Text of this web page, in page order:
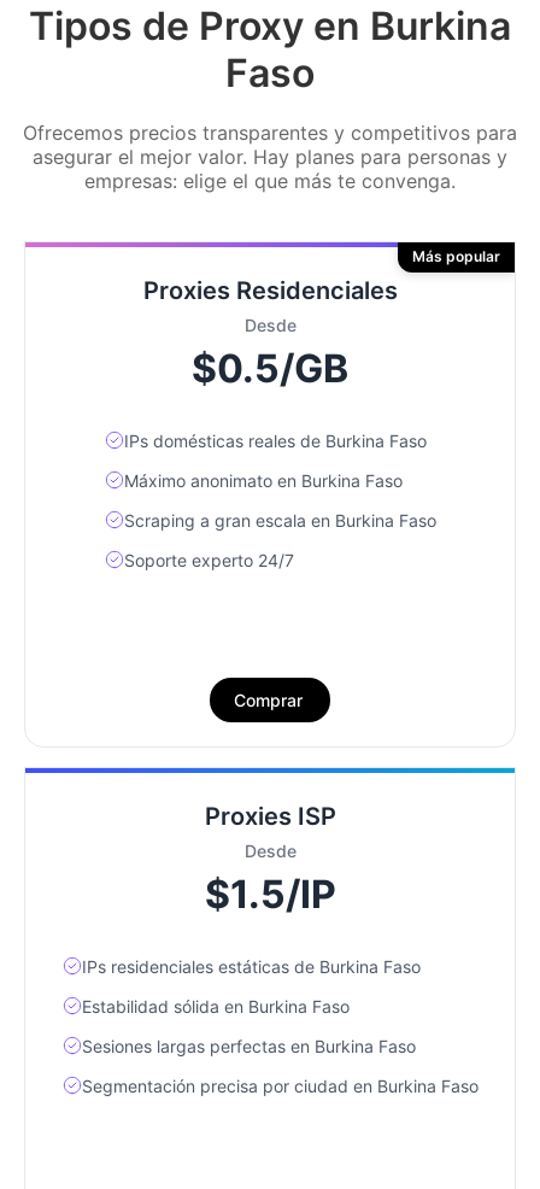
Tipos de Proxy en Burkina
Faso
Ofrecemos precios transparentes y competitivos para
asegurar el mejor valor. Hay planes para personas y
empresas: elige el que más te convenga.
Proxies Residenciales
Desde
$0.5/GB
IPs domésticas reales de Burkina Faso
Máximo anonimato en Burkina Faso
Scraping a gran escala en Burkina Faso
Soporte experto 24/7
Más popular
Comprar
Proxies ISP
Desde
$1.5/IP
IPs residenciales estáticas de Burkina Faso
Estabilidad sólida en Burkina Faso
Sesiones largas perfectas en Burkina Faso
Segmentación precisa por ciudad en Burkina Faso